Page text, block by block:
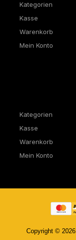
Kategorien
Kasse
Warenkorb
Mein Konto
Kategorien
Kasse
Warenkorb
Mein Konto
Copyright ©